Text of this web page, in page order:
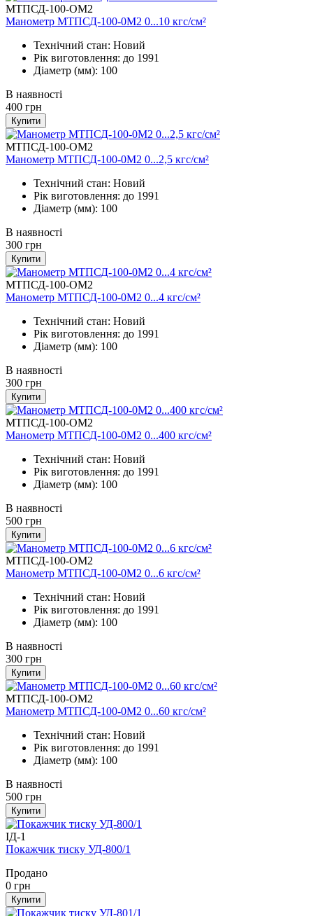
МТПСД-100-ОМ2
Манометр МТПСД-100-0М2 0...10 кгс/см²
Технічний стан: Новий
Рік виготовлення: до 1991
Діаметр (мм): 100
В наявності
400 грн
Купити
МТПСД-100-ОМ2
Манометр МТПСД-100-0М2 0...2,5 кгс/см²
Технічний стан: Новий
Рік виготовлення: до 1991
Діаметр (мм): 100
В наявності
300 грн
Купити
МТПСД-100-ОМ2
Манометр МТПСД-100-0М2 0...4 кгс/см²
Технічний стан: Новий
Рік виготовлення: до 1991
Діаметр (мм): 100
В наявності
300 грн
Купити
МТПСД-100-ОМ2
Манометр МТПСД-100-0М2 0...400 кгс/см²
Технічний стан: Новий
Рік виготовлення: до 1991
Діаметр (мм): 100
В наявності
500 грн
Купити
МТПСД-100-ОМ2
Манометр МТПСД-100-0М2 0...6 кгс/см²
Технічний стан: Новий
Рік виготовлення: до 1991
Діаметр (мм): 100
В наявності
300 грн
Купити
МТПСД-100-ОМ2
Манометр МТПСД-100-0М2 0...60 кгс/см²
Технічний стан: Новий
Рік виготовлення: до 1991
Діаметр (мм): 100
В наявності
500 грн
Купити
ІД-1
Покажчик тиску УД-800/1
Продано
0 грн
Купити